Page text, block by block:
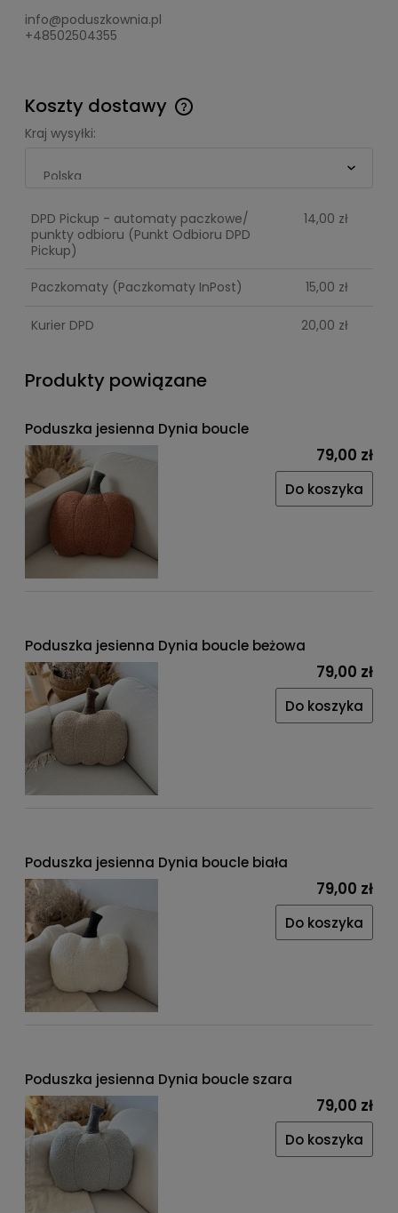
info@poduszkownia.pl
+48502504355
Koszty dostawy
Cena nie zawiera ewentualnych kosztów płatności
Kraj wysyłki:
DPD Pickup - automaty paczkowe/
punkty odbioru (Punkt Odbioru DPD
Pickup)
14,00 zł
Paczkomaty (Paczkomaty InPost) 15,00 zł
Kurier DPD 20,00 zł
Produkty powiązane
Poduszka jesienna Dynia boucle
79,00 zł
Do koszyka
Poduszka jesienna Dynia boucle beżowa
79,00 zł
Do koszyka
Poduszka jesienna Dynia boucle biała
79,00 zł
Do koszyka
Poduszka jesienna Dynia boucle szara
79,00 zł
Do koszyka